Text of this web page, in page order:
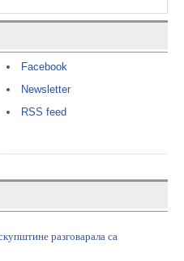
Facebook
Newsletter
RSS feed
разговарала са